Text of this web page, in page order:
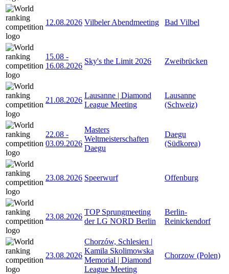
12.08.2026 Vilbeler Abendmeeting Bad Vilbel
15.08 -
16.08.2026
Sky's the Limit 2026 Zweibrücken
21.08.2026
Lausanne | Diamond
League Meeting
Lausanne
(Schweiz)
22.08 -
03.09.2026
Masters
Weltmeisterschaften
Daegu
Daegu
(Südkorea)
23.08.2026 Speerwurf Offenburg
23.08.2026
TOP Sprungmeeting
der LG NORD Berlin
Berlin-
Reinickendorf
23.08.2026
Chorzów, Schlesien |
Kamila Skolimowska
Memorial | Diamond
League Meeting
Chorzow (Polen)